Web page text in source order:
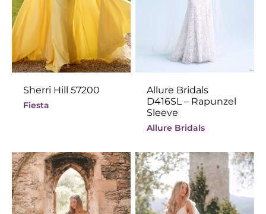
Sherri Hill 57200
Fiesta
Allure Bridals
D416SL – Rapunzel
Sleeve
Allure Bridals